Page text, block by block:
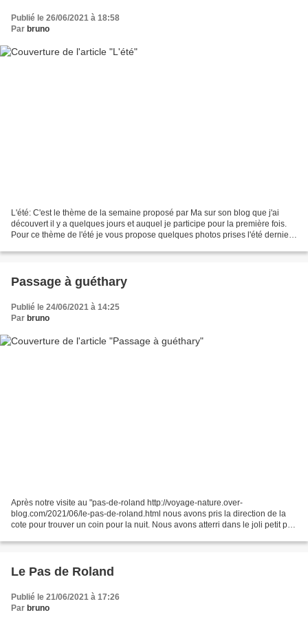
Publié le 26/06/2021 à 18:58
Par bruno
L'été: C'est le thème de la semaine proposé par Ma sur son blog que j'ai
découvert il y a quelques jours et auquel je participe pour la première fois.
Pour ce thème de l'été je vous propose quelques photos prises l'été dernier
Passage à guéthary
Publié le 24/06/2021 à 14:25
Par bruno
Après notre visite au "pas-de-roland http://voyage-nature.over-
blog.com/2021/06/le-pas-de-roland.html nous avons pris la direction de la
cote pour trouver un coin pour la nuit. Nous avons atterri dans le joli petit port
Le Pas de Roland
Publié le 21/06/2021 à 17:26
Par bruno